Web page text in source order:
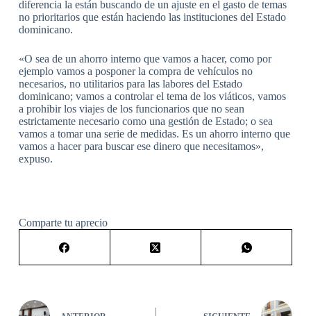
diferencia la están buscando de un ajuste en el gasto de temas
no prioritarios que están haciendo las instituciones del Estado
dominicano.
«O sea de un ahorro interno que vamos a hacer, como por
ejemplo vamos a posponer la compra de vehículos no
necesarios, no utilitarios para las labores del Estado
dominicano; vamos a controlar el tema de los viáticos, vamos
a prohibir los viajes de los funcionarios que no sean
estrictamente necesario como una gestión de Estado; o sea
vamos a tomar una serie de medidas. Es un ahorro interno que
vamos a hacer para buscar ese dinero que necesitamos»,
expuso.
Comparte tu aprecio